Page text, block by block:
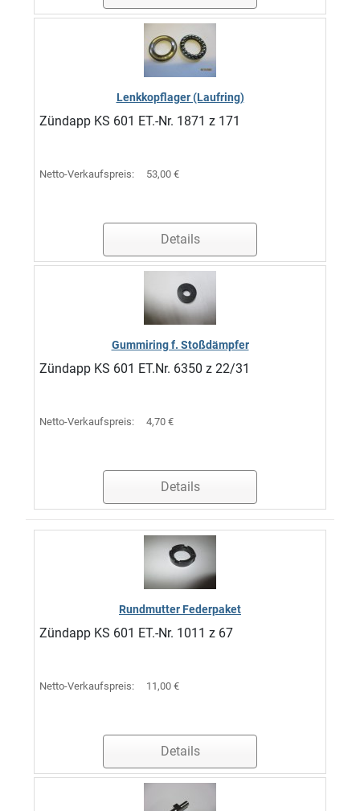
Lenkkopflager (Laufring)
Zündapp KS 601 ET.-Nr. 1871 z 171
Netto-Verkaufspreis: 53,00 €
Details
Gummiring f. Stoßdämpfer
Zündapp KS 601 ET.Nr. 6350 z 22/31
Netto-Verkaufspreis: 4,70 €
Details
Rundmutter Federpaket
Zündapp KS 601 ET.-Nr. 1011 z 67
Netto-Verkaufspreis: 11,00 €
Details